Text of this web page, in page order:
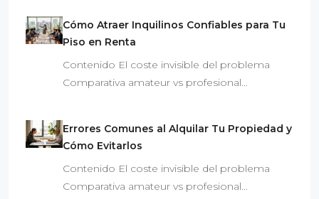
Cómo Atraer Inquilinos Confiables para Tu
Piso en Renta
Contenido El coste invisible del problema
Comparativa amateur vs profesional…
Errores Comunes al Alquilar Tu Propiedad y
Cómo Evitarlos
Contenido El coste invisible del problema
Comparativa amateur vs profesional…